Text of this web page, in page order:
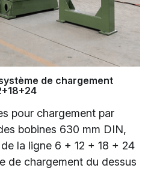
de chargement
pour chargement par
bobines 630 mm DIN,
la ligne 6 + 12 + 18 + 24
de chargement du dessus